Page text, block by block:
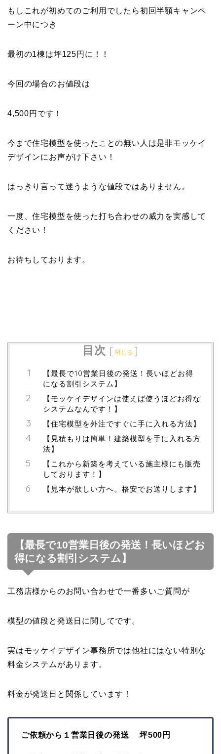
もしこれが初めてのご利用でしたら初回半額キャンペ
ーン中につき
最初の1棟は坪125円に！！
今回の場合のお値段は
4,500円です！
今まで住宅模型を使ったことの無い人は是非モッケイ
デザインにお声がけ下さい！
はっきり言って迷うような値段ではありません。
一度、住宅模型を使った打ち合わせの威力を実感して
ください！
お待ちしております。
目次 [閉じる ]
【最長で10営業日後の発送！長いほどお得
になる割引システム】
【モッケイデザインは使えば使うほどお得な
システムなんです！】
【住宅模型を外注ですぐに手に入れる方法】
【見積もりは簡単！建築模型を手に入れる方
法】
【これから新築を考えている施主様にも販売
しております！】
【見本が欲しい方へ。格安でお送りします】
【最長で10営業日後の発送！長いほどお
得になる割引システム】
工務店様からのお問い合わせで一番多いご質問が
模型の値段と発送日に関してです。
実はモッケイデザイン事務所では他社にはない特別な
料金システムがあります。
料金が発送日と関係しています！
ご依頼から１営業日後の発送 坪500円